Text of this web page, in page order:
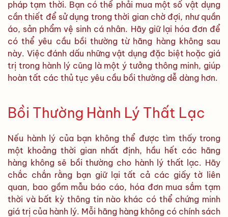
pháp tạm thời. Bạn có thể phải mua một số vật dụng
cần thiết để sử dụng trong thời gian chờ đợi, như quần
áo, sản phẩm vệ sinh cá nhân. Hãy giữ lại hóa đơn để
có thể yêu cầu bồi thường từ hãng hàng không sau
này. Việc đánh dấu những vật dụng đặc biệt hoặc giá
trị trong hành lý cũng là một ý tưởng thông minh, giúp
hoàn tất các thủ tục yêu cầu bồi thường dễ dàng hơn.
Bồi Thường Hành Lý Thất Lạc
Nếu hành lý của bạn không thể được tìm thấy trong
một khoảng thời gian nhất định, hầu hết các hãng
hàng không sẽ bồi thường cho hành lý thất lạc. Hãy
chắc chắn rằng bạn giữ lại tất cả các giấy tờ liên
quan, bao gồm mẫu báo cáo, hóa đơn mua sắm tạm
thời và bất kỳ thông tin nào khác có thể chứng minh
giá trị của hành lý. Mỗi hãng hàng không có chính sách